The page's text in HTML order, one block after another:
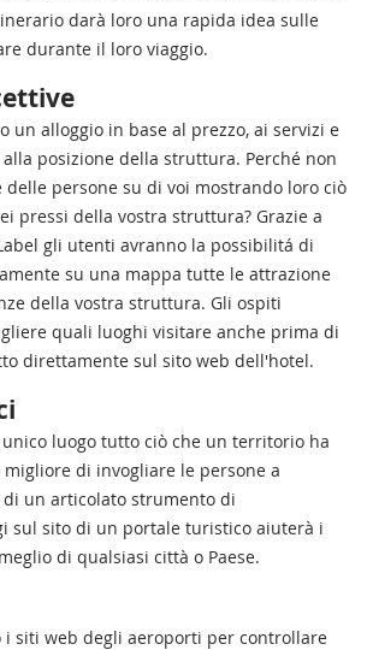
darà loro una rapida idea sulle
durante il loro viaggio.
un alloggio in base al prezzo, ai servizi e
posizione della struttura. Perché non
persone su di voi mostrando loro ciò
pressi della vostra struttura? Grazie a
gli utenti avranno la possibilitá di
su una mappa tutte le attrazione
della vostra struttura. Gli ospiti
quali luoghi visitare anche prima di
direttamente sul sito web dell'hotel.
luogo tutto ciò che un territorio ha
di invogliare le persone a
di un articolato strumento di
sul sito di un portale turistico aiuterà i
di qualsiasi città o Paese.
i siti web degli aeroporti per controllare